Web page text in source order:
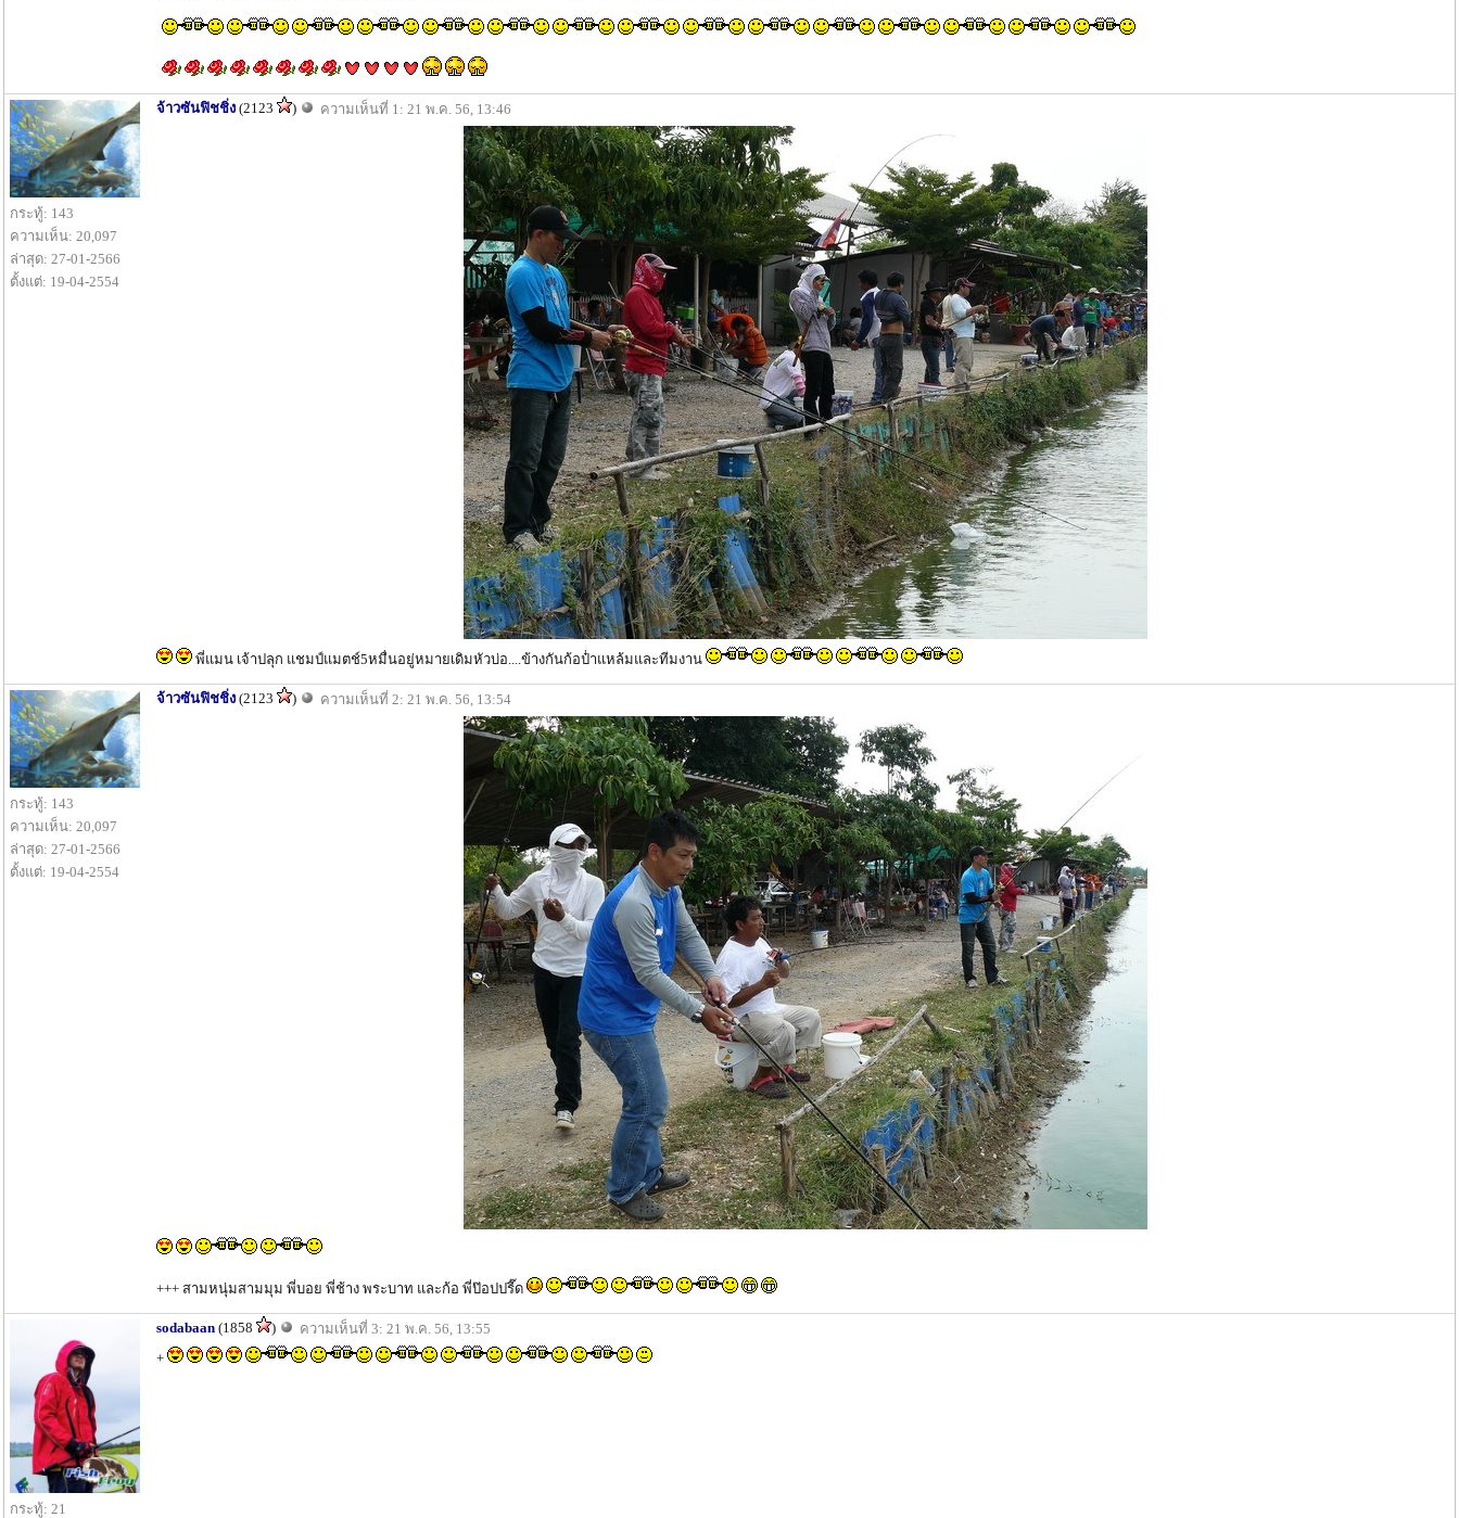
กระทู้: 143
ความเห็น: 20,097
ล่าสุด: 27-01-2566
ตั้งแต่: 19-04-2554
จ้าวซันฟิชชิ่ง (2123 ) ความเห็นที่ 1: 21 พ.ค. 56, 13:46
พี่แมน เจ้าปลุก แชมป์แมตช์5หมื่นอยู่หมายเดิมหัวบ่อ....ข้างกันก้อป๋่าแหล้มและทีมงาน
กระทู้: 143
ความเห็น: 20,097
ล่าสุด: 27-01-2566
ตั้งแต่: 19-04-2554
จ้าวซันฟิชชิ่ง (2123 ) ความเห็นที่ 2: 21 พ.ค. 56, 13:54
+++ สามหนุ่มสามมุม พี่บอย พี่ช้าง พระบาท และก้อ พี่ป๊อปปรี๊ด
กระทู้: 21
sodabaan (1858 )
ความเห็นที่ 3: 21 พ.ค. 56, 13:55
+